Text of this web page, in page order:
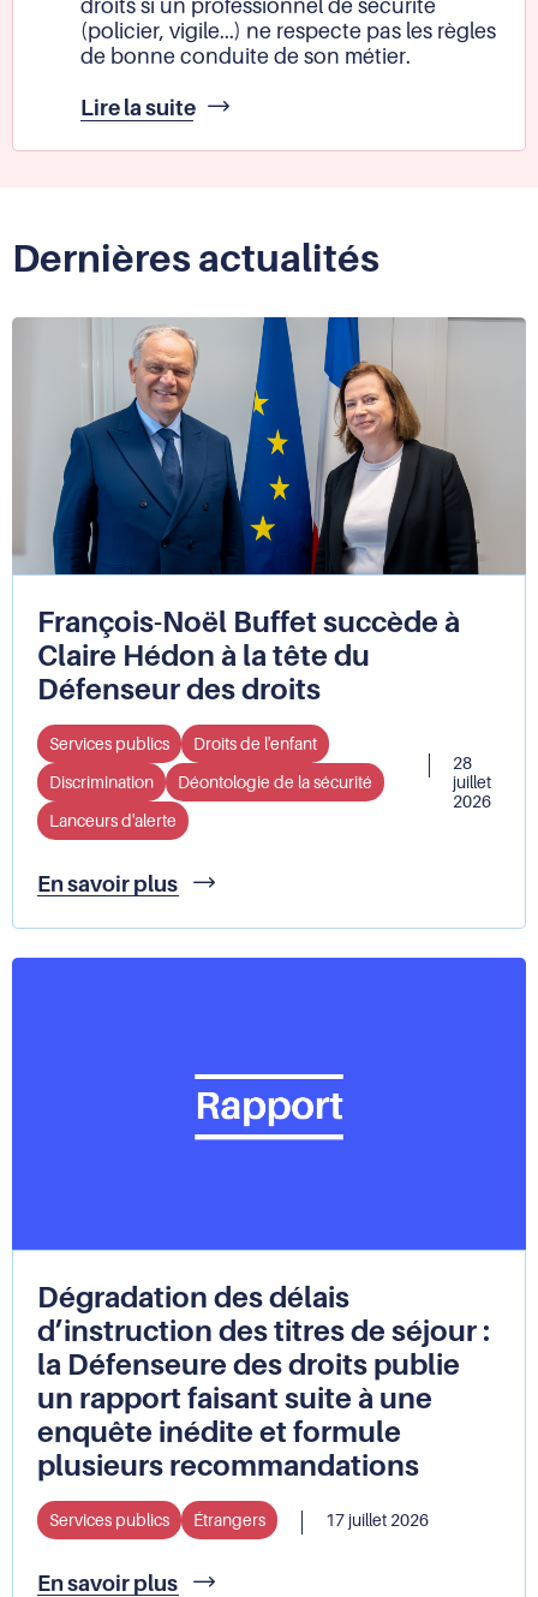
droits si un professionnel de sécurité
(policier, vigile...) ne respecte pas les règles
de bonne conduite de son métier.
Lire la suite Contrôler
respect
par
la
sécurité
Dernières actualités
François-Noël Buffet succède à
Claire Hédon à la tête du
Défenseur des droits
Services publics
Droits de l'enfant
Discrimination
Déontologie de la sécurité
Lanceurs d'alerte
28
juillet
2026
En savoir plus
François-
Buffet
succède
la
tête
du
Dégradation des délais
d’instruction des titres de séjour :
la Défenseure des droits publie
un rapport faisant suite à une
enquête inédite et formule
plusieurs recommandations
Services publics Étrangers 17 juillet 2026
En savoir plus
Dégradation